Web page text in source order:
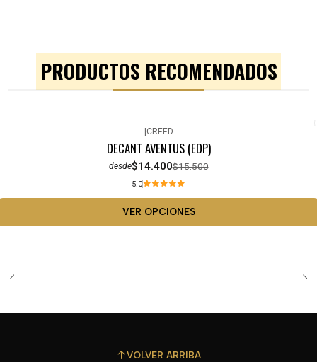
PRODUCTOS RECOMENDADOS
CREED
DECANT AVENTUS (EDP)
desde$14.400$15.500
5.0
VER OPCIONES
VOLVER ARRIBA